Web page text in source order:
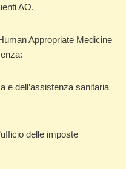
AO.
Appropriate Medicine
e dell’assistenza sanitaria
delle imposte